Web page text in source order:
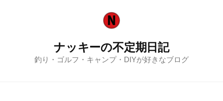
ナッキーの不定期日記
釣り・ゴルフ・キャンプ・DIYが好きなブログ